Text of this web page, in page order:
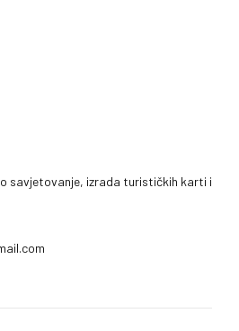
savjetovanje, izrada turističkih karti i